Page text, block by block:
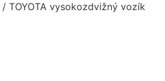
/ TOYOTA vysokozdvižný vozík